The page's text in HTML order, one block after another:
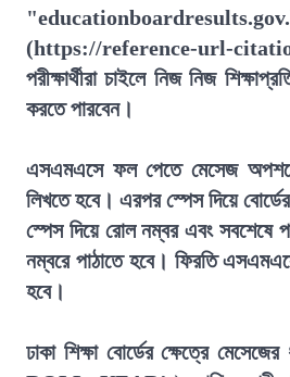
(https://reference-url-
পরীক্ষার্থীরা চাইলে নিজ নিজ
করতে পারবেন।
এসএমএসে ফল পেতে মেসেজ
লিখতে হবে। এরপর স্পেস দিয়ে
স্পেস দিয়ে রোল নম্বর এবং সবশেষে
নম্বরে পাঠাতে হবে। ফিরতি
হবে।
ঢাকা শিক্ষা বোর্ডের ক্ষেত্রে